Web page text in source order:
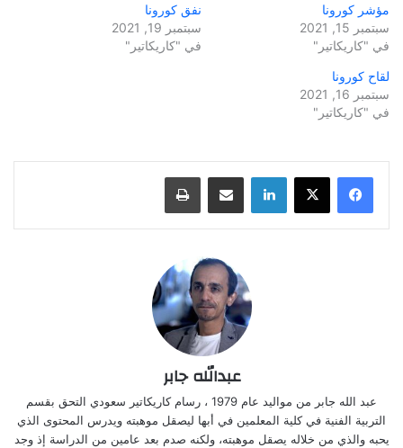
مؤشر كورونا
سبتمبر 15, 2021
في "كاريكاتير"
نفق كورونا
سبتمبر 19, 2021
في "كاريكاتير"
لقاح كورونا
سبتمبر 16, 2021
في "كاريكاتير"
لينكدإن مشاركة عبر البريد طباعة
عبدالله جابر
عبد الله جابر من مواليد عام 1979 ، رسام كاريكاتير سعودي التحق بقسم
التربية الفنية في كلية المعلمين في أبها ليصقل موهبته ويدرس المحتوى الذي
يحبه والذي من خلاله يصقل موهبته، ولكنه صدم بعد عامين من الدراسة إذ وجد